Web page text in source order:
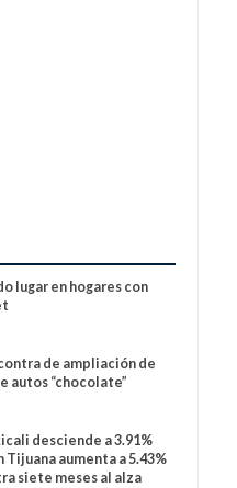
lugar en hogares con
de ampliación de
autos “chocolate”
desciende a 3.91%
Tijuana aumenta a 5.43%
siete meses al alza